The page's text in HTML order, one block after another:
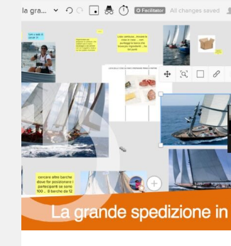
La grande spedizione in